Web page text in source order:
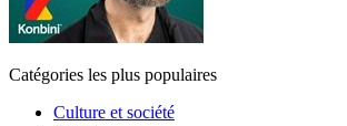
Catégories les plus populaires
Culture et société